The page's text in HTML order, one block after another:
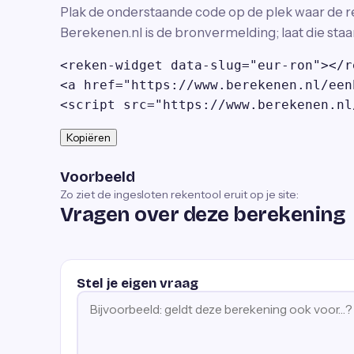
Plak de onderstaande code op de plek waar
Berekenen.nl is de bronvermelding; laat die
<reken-widget data-slug="eur-ron"></
<a href="https://www.berekenen.nl/
<script src="https://
Kopiëren
Voorbeeld
Zo ziet de ingesloten rekentool eruit op je site:
Vragen over deze berekening
Stel je eigen vraag